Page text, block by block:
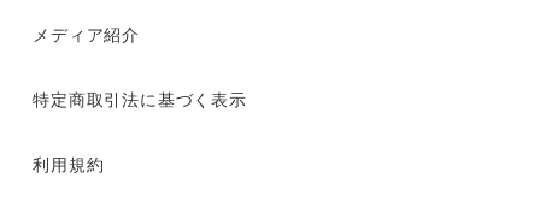
メディア紹介
特定商取引法に基づく表示
利用規約